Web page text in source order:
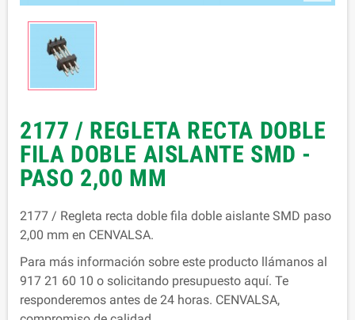
2177 / REGLETA RECTA DOBLE
FILA DOBLE AISLANTE SMD -
PASO 2,00 MM
2177 / Regleta recta doble fila doble aislante SMD paso
2,00 mm en CENVALSA.
Para más información sobre este producto llámanos al
917 21 60 10 o solicitando presupuesto aquí. Te
responderemos antes de 24 horas. CENVALSA,